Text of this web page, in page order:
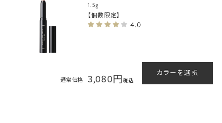
1.5g
4.0
【個数限定】
3,080円税込
通常価格
カラーを選択